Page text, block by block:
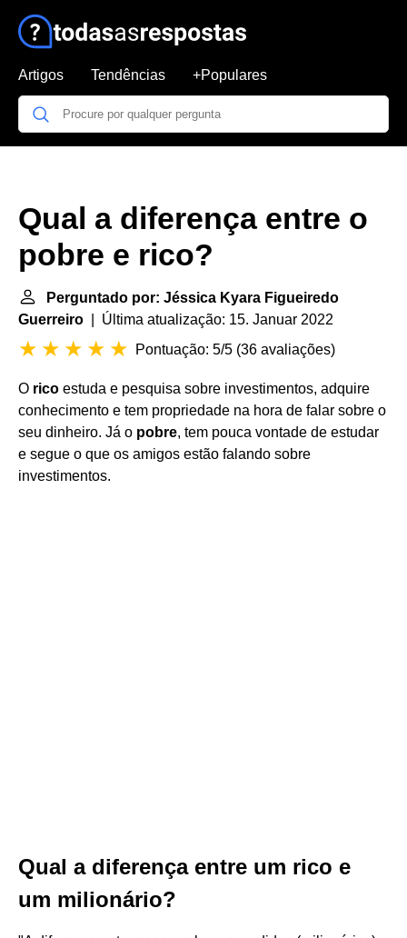
Artigos Tendências +Populares
Qual a diferença entre o
pobre e rico?
Perguntado por: Jéssica Kyara Figueiredo
Guerreiro | Última atualização: 15. Januar 2022
Pontuação: 5/5 (36 avaliações)
O rico estuda e pesquisa sobre investimentos, adquire
conhecimento e tem propriedade na hora de falar sobre o
seu dinheiro. Já o pobre, tem pouca vontade de estudar
e segue o que os amigos estão falando sobre
investimentos.
Qual a diferença entre um rico e
um milionário?